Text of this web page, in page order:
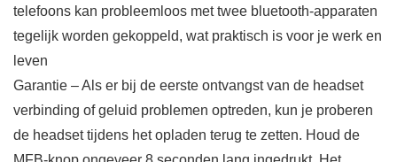
telefoons kan probleemloos met twee bluetooth-apparaten
tegelijk worden gekoppeld, wat praktisch is voor je werk en
leven
Garantie – Als er bij de eerste ontvangst van de headset
verbinding of geluid problemen optreden, kun je proberen
de headset tijdens het opladen terug te zetten. Houd de